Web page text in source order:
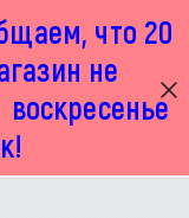
что 20
не
+7 925 449 67 92